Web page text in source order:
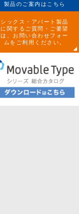
製品のご案内はこちら
シックス・アパート製品
に関するご質問・ご要望
は、お問い合わせフォー
ムをご利用ください。